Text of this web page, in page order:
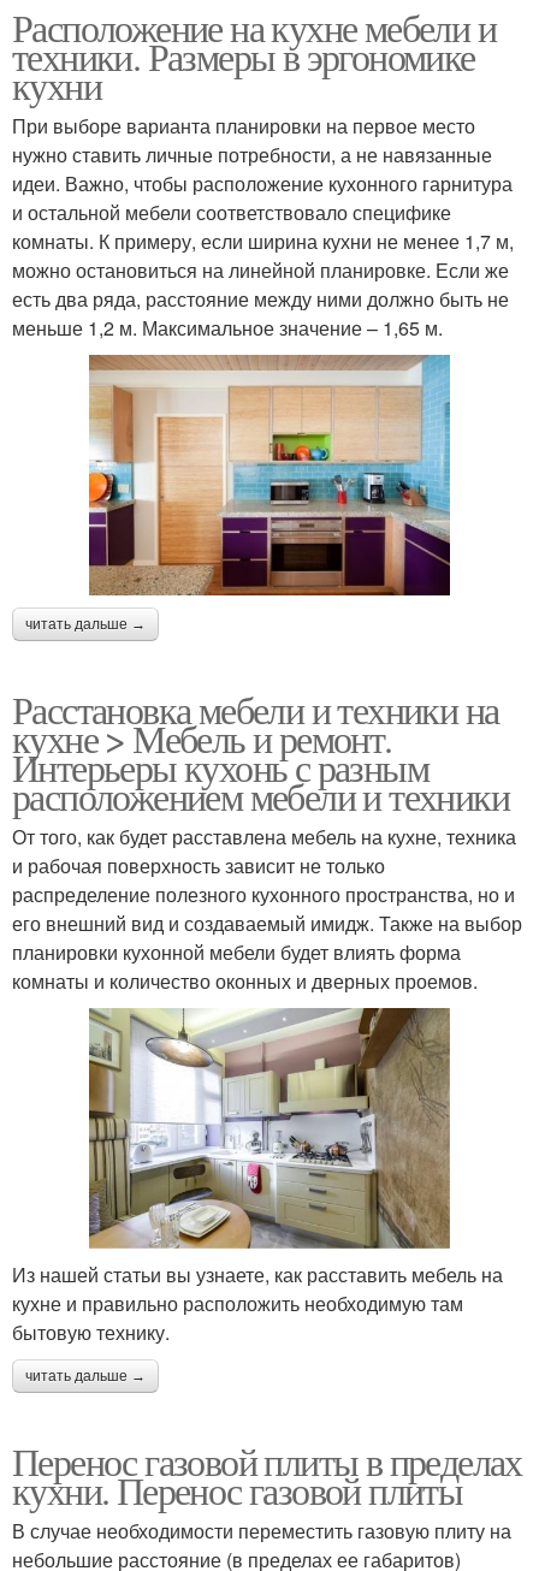
Расположение на кухне мебели и
техники. Размеры в эргономике
кухни
При выборе варианта планировки на первое место
нужно ставить личные потребности, а не навязанные
идеи. Важно, чтобы расположение кухонного гарнитура
и остальной мебели соответствовало специфике
комнаты. К примеру, если ширина кухни не менее 1,7 м,
можно остановиться на линейной планировке. Если же
есть два ряда, расстояние между ними должно быть не
меньше 1,2 м. Максимальное значение – 1,65 м.
читать дальше →
Расстановка мебели и техники на
кухне > Мебель и ремонт.
Интерьеры кухонь с разным
расположением мебели и техники
От того, как будет расставлена мебель на кухне, техника
и рабочая поверхность зависит не только
распределение полезного кухонного пространства, но и
его внешний вид и создаваемый имидж. Также на выбор
планировки кухонной мебели будет влиять форма
комнаты и количество оконных и дверных проемов.
Из нашей статьи вы узнаете, как расставить мебель на
кухне и правильно расположить необходимую там
бытовую технику.
читать дальше →
Перенос газовой плиты в пределах
кухни. Перенос газовой плиты
В случае необходимости переместить газовую плиту на
небольшие расстояние (в пределах ее габаритов)